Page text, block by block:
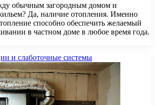
обычным загородным домом и
Да, наличие отопления. Именно
способно обеспечить желаемый
в частном доме в любое время года.
и слаботочные системы